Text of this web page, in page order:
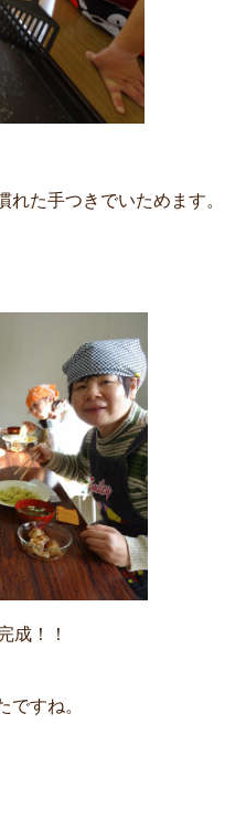
た手つきでいためます。
成！！
ですね。